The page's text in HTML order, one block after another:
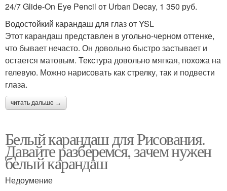
24/7 Glide-On Eye Pencil от Urban Decay, 1 350 руб.
Водостойкий карандаш для глаз от YSL
Этот карандаш представлен в угольно-черном оттенке,
что бывает нечасто. Он довольно быстро застывает и
остается матовым. Текстура довольно мягкая, похожа на
гелевую. Можно нарисовать как стрелку, так и подвести
глаза.
читать дальше →
Белый карандаш для Рисования.
Давайте разберемся, зачем нужен
белый карандаш
Недоумение